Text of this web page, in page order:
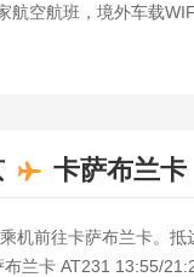
空航班，境外车载
卡萨布兰卡
机前往卡萨布兰卡。抵
兰卡 AT231 13:55/